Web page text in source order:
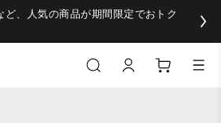
ど、人気の商品が期間限定でおトク